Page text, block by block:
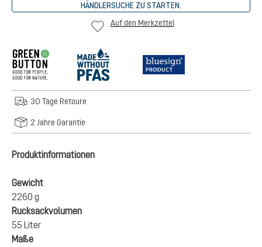
HÄNDLERSUCHE ZU STARTEN.
Auf den Merkzettel
30 Tage Retoure
2 Jahre Garantie
Produktinformationen
Gewicht
2260 g
Rucksackvolumen
55 Liter
Maße